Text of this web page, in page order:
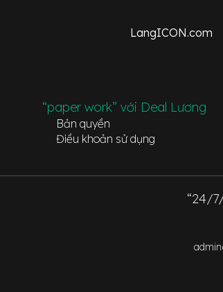
LangICON.com
“paper work” với Deal Lương
Bản quyền
Điều khoản sử dụng
“24/